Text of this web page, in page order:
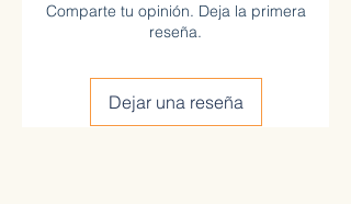
Comparte tu opinión. Deja la primera
reseña.
Dejar una reseña